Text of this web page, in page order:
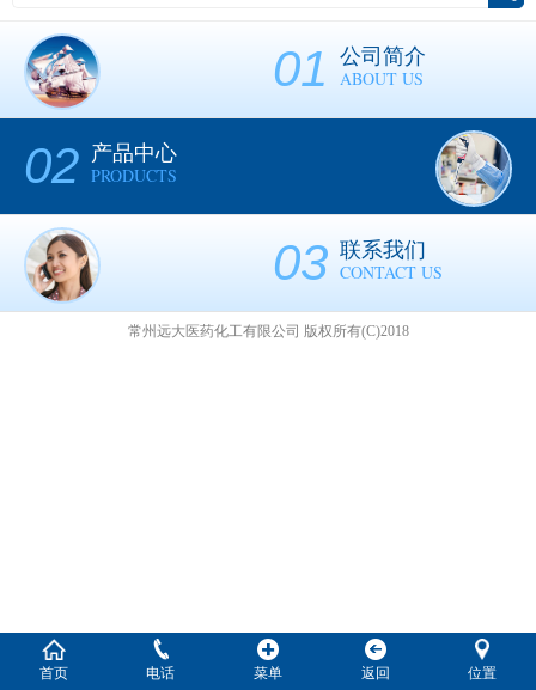
01 公司简介
ABOUT US
02 产品中心
PRODUCTS
03 联系我们
CONTACT US
常州远大医药化工有限公司 版权所有(C)2018
首页 电话 菜单 返回 位置